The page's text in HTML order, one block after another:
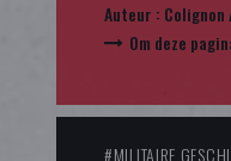
Auteur : Colignon
Om deze
#MILITAIRE